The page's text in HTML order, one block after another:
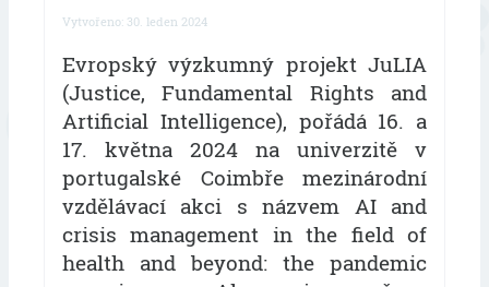
Vytvořeno: 30. leden 2024
Evropský výzkumný projekt JuLIA
(Justice, Fundamental Rights and
Artificial Intelligence), pořádá 16. a
17. května 2024 na univerzitě v
portugalské Coimbře mezinárodní
vzdělávací akci s názvem AI and
crisis management in the field of
health and beyond: the pandemic